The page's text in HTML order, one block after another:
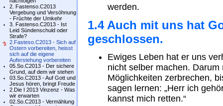
2. Fastenso.C2013
Vergebung und Versöhnung
- Früchte der Umkehr
3. Fastenso.C2013 - Ist
Leid Sündenschuld oder
Strafe?
2.Fasteso.C2013 - Sich auf
Ostern vorbereiten, heisst
sich auf die eigene
Auferstehung vorbereiten
05.So.C2013 - Der sichere
Grund, auf dem wir stehen
03.So.C2013 - Auf Gott und
Jesus hören, bringt Freude
2.Die I 2013 Vinzenz - Was
wir erwarten
02.So.C2013 - Vermählung
werden.
1.4 Auch mit uns hat
geschlossen.
Ewiges Leben hat er uns
nicht selber machen.
Möglichkeiten zerbrechen,
sagen lernen: „Herr ich
kannst mich retten.“